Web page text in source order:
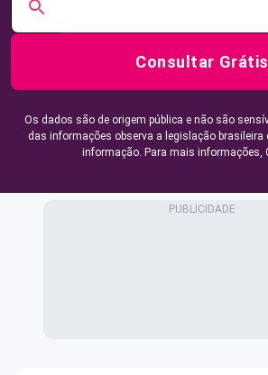
Consultar Grátis
Os dados são de origem pública e não são
das informações observa a legislação brasileira
informação. Para mais informações,